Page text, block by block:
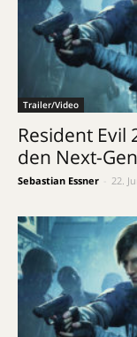
Trailer/Video
Resident Evil
den Next-
Sebastian Essner 22.